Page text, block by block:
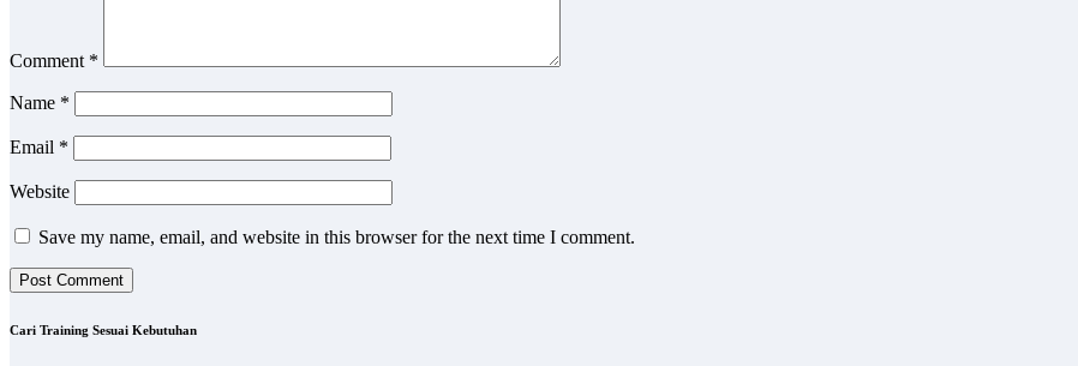
Comment *
Name *
Email *
Website
Save my name, email, and website in this browser for the next time I comment.
Cari Training Sesuai Kebutuhan